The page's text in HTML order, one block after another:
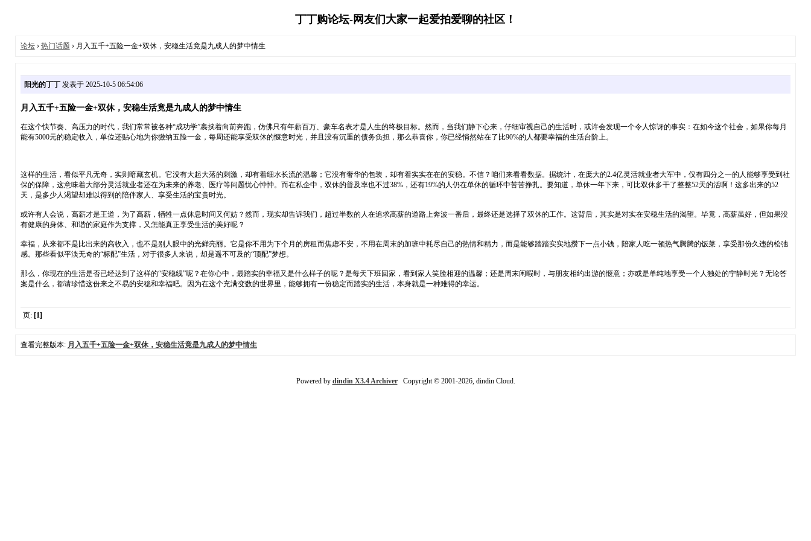
丁丁购论坛-网友们大家一起爱拍爱聊的社区！
论坛› 热门话题 › 月入五千+五险一金+双休，安稳生活竟是九成人的梦中情生
阳光的丁丁发表于 2025-10-5 06:54:06
月入五千+五险一金+双休，安稳生活竟是九成人的梦中情生
在这个快节奏、高压力的时代，我们常常被各种“成功学”裹挟着向前奔跑，仿佛只有年薪百万、豪车名表才是人生的终极目标。然而，当我们静下心来，仔细审视自己的生活时，或许会发现一个令人惊讶的事实：在如今这个社会，如果你每月
能有5000元的稳定收入，单位还贴心地为你缴纳五险一金，每周还能享受双休的惬意时光，并且没有沉重的债务负担，那么恭喜你，你已经悄然站在了比90%的人都要幸福的生活台阶上。
这样的生活，看似平凡无奇，实则暗藏玄机。它没有大起大落的刺激，却有着细水长流的温馨；它没有奢华的包装，却有着实实在在的安稳。不信？咱们来看看数据。据统计，在庞大的2.4亿灵活就业者大军中，仅有四分之一的人能够享受到社
保的保障，这意味着大部分灵活就业者还在为未来的养老、医疗等问题忧心忡忡。而在私企中，双休的普及率也不过38%，还有19%的人仍在单休的循环中苦苦挣扎。要知道，单休一年下来，可比双休多干了整整52天的活啊！这多出来的52
天，是多少人渴望却难以得到的陪伴家人、享受生活的宝贵时光。
或许有人会说，高薪才是王道，为了高薪，牺牲一点休息时间又何妨？然而，现实却告诉我们，超过半数的人在追求高薪的道路上奔波一番后，最终还是选择了双休的工作。这背后，其实是对实在安稳生活的渴望。毕竟，高薪虽好，但如果没
有健康的身体、和谐的家庭作为支撑，又怎能真正享受生活的美好呢？
幸福，从来都不是比出来的高收入，也不是别人眼中的光鲜亮丽。它是你不用为下个月的房租而焦虑不安，不用在周末的加班中耗尽自己的热情和精力，而是能够踏踏实实地攒下一点小钱，陪家人吃一顿热气腾腾的饭菜，享受那份久违的松弛
感。那些看似平淡无奇的“标配”生活，对于很多人来说，却是遥不可及的“顶配”梦想。
那么，你现在的生活是否已经达到了这样的“安稳线”呢？在你心中，最踏实的幸福又是什么样子的呢？是每天下班回家，看到家人笑脸相迎的温馨；还是周末闲暇时，与朋友相约出游的惬意；亦或是单纯地享受一个人独处的宁静时光？无论答
案是什么，都请珍惜这份来之不易的安稳和幸福吧。因为在这个充满变数的世界里，能够拥有一份稳定而踏实的生活，本身就是一种难得的幸运。
页: [1]
查看完整版本: 月入五千+五险一金+双休，安稳生活竟是九成人的梦中情生
Powered by dindin X3.4 ArchiverCopyright © 2001-2026, dindin Cloud.